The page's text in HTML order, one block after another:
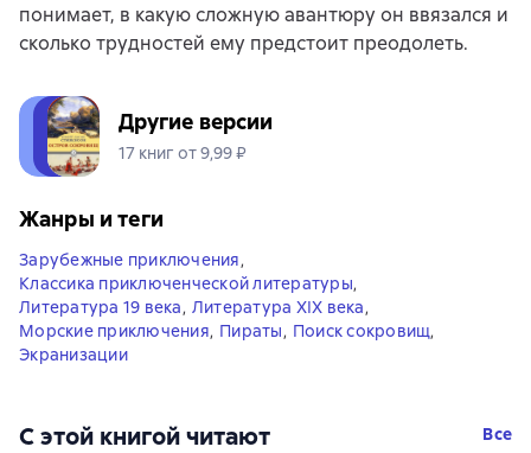
понимает, в какую сложную авантюру он ввязался и
сколько трудностей ему предстоит преодолеть.
Другие версии
17 книг от 9,99 ₽
Жанры и теги
Зарубежные приключения,
Классика приключенческой литературы,
Литература 19 века, Литература XIX века,
Морские приключения, Пираты, Поиск сокровищ,
Экранизации
С этой книгой читают Все